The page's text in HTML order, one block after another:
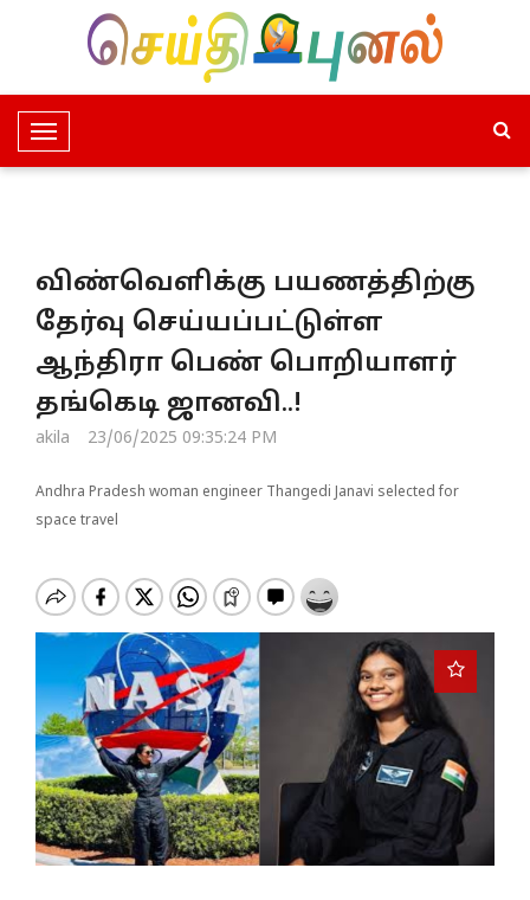
T
o
e
N
a
v
g
a
o
விண்வெளிக்கு பயணத்திற்கு
தேர்வு செய்யப்பட்டுள்ள
ஆந்திரா பெண் பொறியாளர்
தங்கெடி ஜானவி..!
akila 23/06/2025 09:35:24 PM
Andhra Pradesh woman engineer Thangedi Janavi selected for
space travel